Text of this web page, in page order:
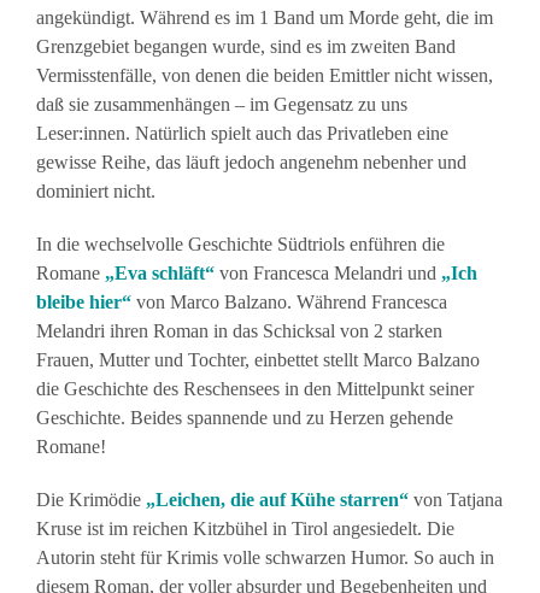
angekündigt. Während es im 1 Band um Morde geht, die im
Grenzgebiet begangen wurde, sind es im zweiten Band
Vermisstenfälle, von denen die beiden Emittler nicht wissen,
daß sie zusammenhängen – im Gegensatz zu uns
Leser:innen. Natürlich spielt auch das Privatleben eine
gewisse Reihe, das läuft jedoch angenehm nebenher und
dominiert nicht.
In die wechselvolle Geschichte Südtriols enführen die
Romane „Eva schläft“ von Francesca Melandri und „Ich
bleibe hier“ von Marco Balzano. Während Francesca
Melandri ihren Roman in das Schicksal von 2 starken
Frauen, Mutter und Tochter, einbettet stellt Marco Balzano
die Geschichte des Reschensees in den Mittelpunkt seiner
Geschichte. Beides spannende und zu Herzen gehende
Romane!
Die Krimödie „Leichen, die auf Kühe starren“ von Tatjana
Kruse ist im reichen Kitzbühel in Tirol angesiedelt. Die
Autorin steht für Krimis volle schwarzen Humor. So auch in
diesem Roman, der voller absurder und Begebenheiten und